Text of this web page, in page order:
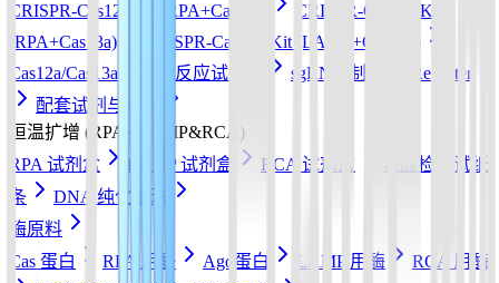
CRISPR-Cas12a Kit (RPA+Cas12a)
CRISPR-Cas13a Kit
(RPA+Cas13a)
CRISPR-Cas12b Kit (LAMP+Cas12b)
Cas12a/Cas13a/Cas14a反应试剂盒
sgRNA 制备
Reporter
配套试剂与耗材
恒温扩增 (RPA&LAMP&RCA)
RPA 试剂盒
LAMP 试剂盒 RCA 试剂盒
核酸检测试纸
条
DNA 纯化磁珠
酶原料
Cas 蛋白
RPA 用酶 Ago蛋白 LAMP 用酶
RCA 用酶